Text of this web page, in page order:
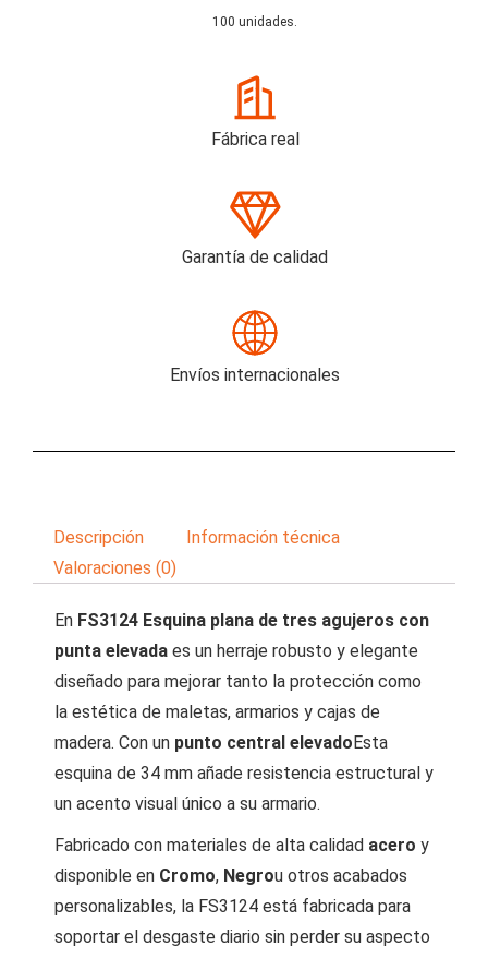
100 unidades.
Fábrica real
Garantía de calidad
Envíos internacionales
Descripción
Información técnica
Valoraciones (0)
En FS3124 Esquina plana de tres agujeros con
punta elevada es un herraje robusto y elegante
diseñado para mejorar tanto la protección como
la estética de maletas, armarios y cajas de
madera. Con un punto central elevadoEsta
esquina de 34 mm añade resistencia estructural y
un acento visual único a su armario.
Fabricado con materiales de alta calidad acero y
disponible en Cromo, Negrou otros acabados
personalizables, la FS3124 está fabricada para
soportar el desgaste diario sin perder su aspecto